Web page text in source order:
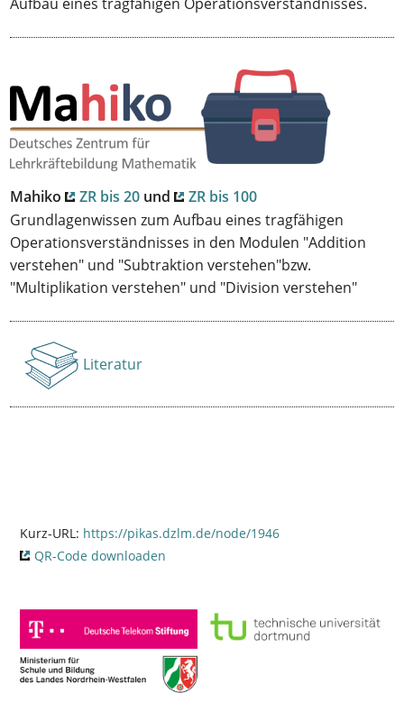
Aufbau eines tragfähigen Operationsverständnisses.
Mahiko ZR bis 20 und
ZR bis 100
Grundlagenwissen zum Aufbau eines tragfähigen
Operationsverständnisses in den Modulen "Addition
verstehen" und "Subtraktion verstehen"bzw.
"Multiplikation verstehen" und "Division verstehen"
Anzeigen
Literatur
Kurz-URL: https://pikas.dzlm.de/node/1946
QR-Code downloaden